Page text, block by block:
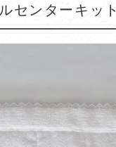
センターキット